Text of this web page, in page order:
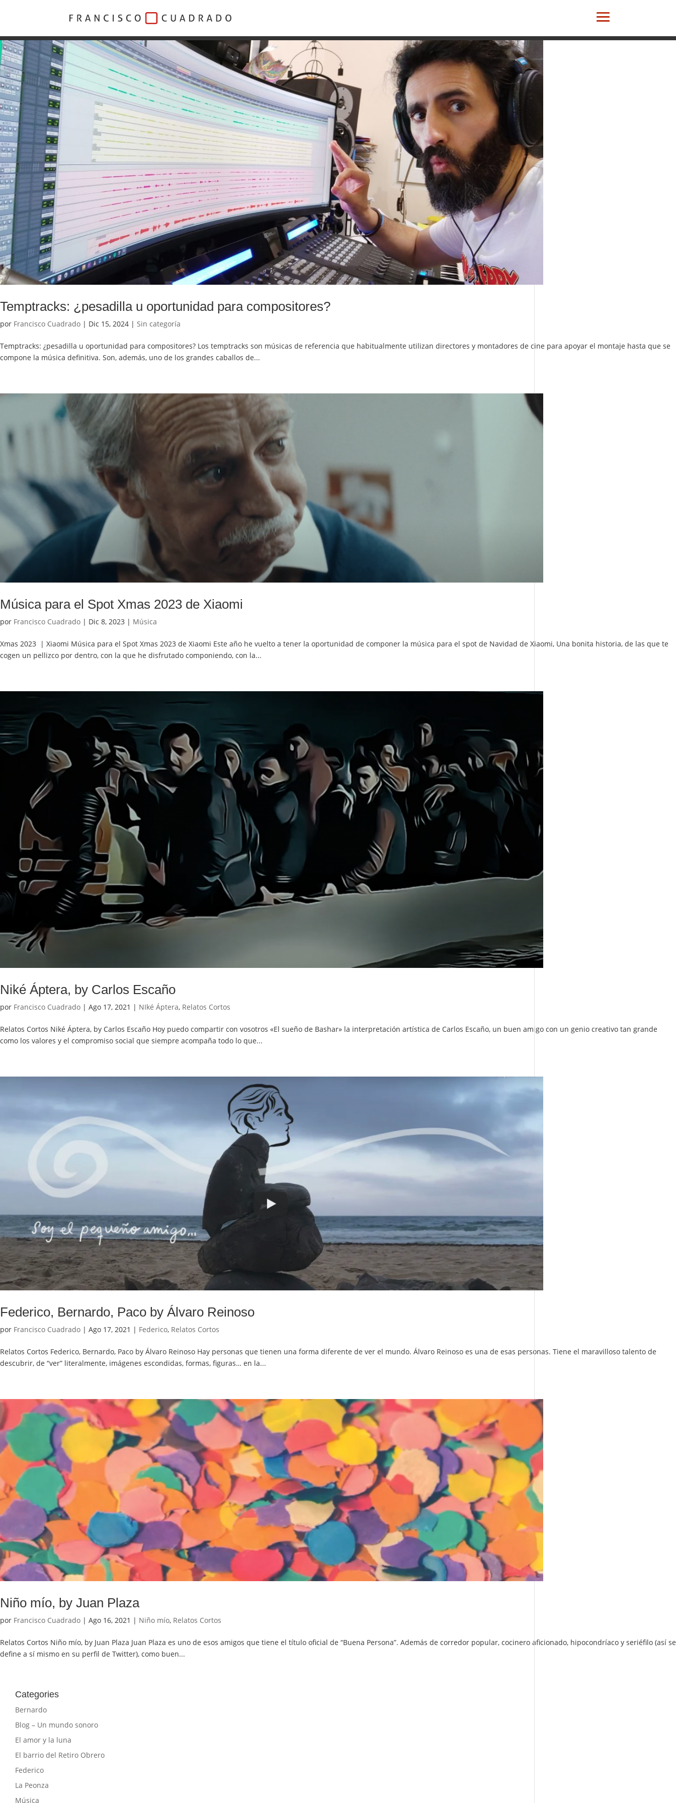
Temptracks: ¿pesadilla u oportunidad para compositores?
por Francisco Cuadrado | Dic 15, 2024 | Sin categoría
Temptracks: ¿pesadilla u oportunidad para compositores? Los temptracks son músicas de referencia que habitualmente utilizan directores y montadores de cine para apoyar el montaje hasta que se
compone la música definitiva. Son, además, uno de los grandes caballos de...
Música para el Spot Xmas 2023 de Xiaomi
por Francisco Cuadrado | Dic 8, 2023 | Música
Xmas 2023 | Xiaomi Música para el Spot Xmas 2023 de Xiaomi Este año he vuelto a tener la oportunidad de componer la música para el spot de Navidad de Xiaomi, Una bonita historia, de las que te
cogen un pellizco por dentro, con la que he disfrutado componiendo, con la...
Niké Áptera, by Carlos Escaño
por Francisco Cuadrado | Ago 17, 2021 | NIké Áptera, Relatos Cortos
Relatos Cortos Niké Áptera, by Carlos Escaño Hoy puedo compartir con vosotros «El sueño de Bashar» la interpretación artística de Carlos Escaño, un buen amigo con un genio creativo tan grande
como los valores y el compromiso social que siempre acompaña todo lo que...
Federico, Bernardo, Paco by Álvaro Reinoso
por Francisco Cuadrado | Ago 17, 2021 | Federico, Relatos Cortos
Relatos Cortos Federico, Bernardo, Paco by Álvaro Reinoso Hay personas que tienen una forma diferente de ver el mundo. Álvaro Reinoso es una de esas personas. Tiene el maravilloso talento de
descubrir, de “ver” literalmente, imágenes escondidas, formas, figuras… en la...
Niño mío, by Juan Plaza
por Francisco Cuadrado | Ago 16, 2021 | Niño mío, Relatos Cortos
Relatos Cortos Niño mío, by Juan Plaza Juan Plaza es uno de esos amigos que tiene el título oficial de “Buena Persona”. Además de corredor popular, cocinero aficionado, hipocondríaco y seriéfilo (así se
define a sí mismo en su perfil de Twitter), como buen...
Categories
Bernardo
Blog – Un mundo sonoro
El amor y la luna
El barrio del Retiro Obrero
Federico
La Peonza
Música